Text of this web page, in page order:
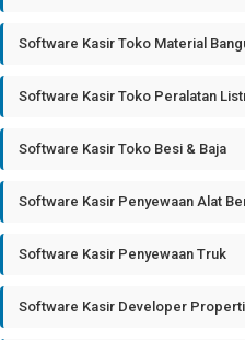
Software Kasir Toko Material
Software Kasir Toko Peralatan
Software Kasir Toko Besi & Baja
Software Kasir Penyewaan Alat
Software Kasir Penyewaan Truk
Software Kasir Developer Properti